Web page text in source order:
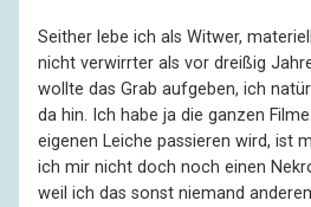
Seither lebe ich als Witwer,
nicht verwirrter als vor dreißig
wollte das Grab aufgeben, ich
da hin. Ich habe ja die ganzen
eigenen Leiche passieren wird, ist
ich mir nicht doch noch einen
weil ich das sonst niemand